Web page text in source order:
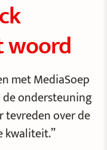
woord
met MediaSoep
ondersteuning
tevreden over de
kwaliteit.”